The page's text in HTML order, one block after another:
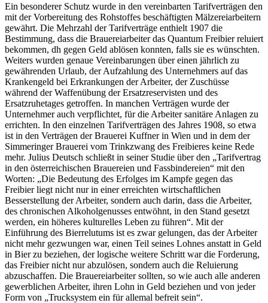
Ein besonderer Schutz wurde in den vereinbarten Tarifverträgen den
mit der Vorbereitung des Rohstoffes beschäftigten Mälzereiarbeitern
gewährt. Die Mehrzahl der Tarifverträge enthielt 1907 die
Bestimmung, dass die Brauereiarbeiter das Quantum Freibier reluiert
bekommen, dh gegen Geld ablösen konnten, falls sie es wünschten.
Weiters wurden genaue Vereinbarungen über einen jährlich zu
gewährenden Urlaub, der Aufzahlung des Unternehmers auf das
Krankengeld bei Erkrankungen der Arbeiter, der Zuschüsse
während der Waffenübung der Ersatzreservisten und des
Ersatzruhetages getroffen. In manchen Verträgen wurde der
Unternehmer auch verpflichtet, für die Arbeiter sanitäre Anlagen zu
errichten. In den einzelnen Tarifverträgen des Jahres 1908, so etwa
ist in den Verträgen der Brauerei Kuffner in Wien und in dem der
Simmeringer Brauerei vom Trinkzwang des Freibieres keine Rede
mehr. Julius Deutsch schließt in seiner Studie über den „Tarifvertrag
in den österreichischen Brauereien und Fassbindereien“ mit den
Worten: „Die Bedeutung des Erfolges im Kampfe gegen das
Freibier liegt nicht nur in einer erreichten wirtschaftlichen
Besserstellung der Arbeiter, sondern auch darin, dass die Arbeiter,
des chronischen Alkoholgenusses entwöhnt, in den Stand gesetzt
werden, ein höheres kulturelles Leben zu führen“. Mit der
Einführung des Bierrelutums ist es zwar gelungen, das der Arbeiter
nicht mehr gezwungen war, einen Teil seines Lohnes anstatt in Geld
in Bier zu beziehen, der logische weitere Schritt war die Forderung,
das Freibier nicht nur abzulösen, sondern auch die Reluierung
abzuschaffen. Die Brauereiarbeiter sollten, so wie auch alle anderen
gewerblichen Arbeiter, ihren Lohn in Geld beziehen und von jeder
Form von „Trucksystem ein für allemal befreit sein“.